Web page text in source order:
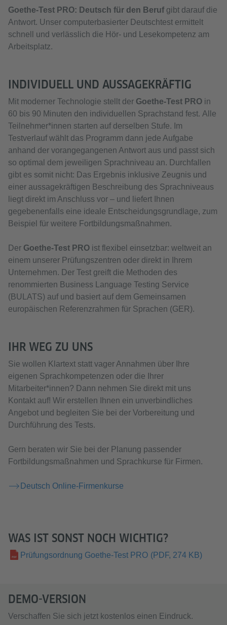
Goethe-Test PRO: Deutsch für den Beruf gibt darauf die
Antwort. Unser computerbasierter Deutschtest ermittelt
schnell und verlässlich die Hör- und Lesekompetenz am
Arbeitsplatz.
INDIVIDUELL UND AUSSAGEKRÄFTIG
Mit moderner Technologie stellt der Goethe-Test PRO in
60 bis 90 Minuten den individuellen Sprachstand fest. Alle
Teilnehmer*innen starten auf derselben Stufe. Im
Testverlauf wählt das Programm dann jede Aufgabe
anhand der vorangegangenen Antwort aus und passt sich
so optimal dem jeweiligen Sprachniveau an. Durchfallen
gibt es somit nicht: Das Ergebnis inklusive Zeugnis und
einer aussagekräftigen Beschreibung des Sprachniveaus
liegt direkt im Anschluss vor – und liefert Ihnen
gegebenenfalls eine ideale Entscheidungsgrundlage, zum
Beispiel für weitere Fortbildungsmaßnahmen.
Der Goethe-Test PRO ist flexibel einsetzbar: weltweit an
einem unserer Prüfungszentren oder direkt in Ihrem
Unternehmen. Der Test greift die Methoden des
renommierten Business Language Testing Service
(BULATS) auf und basiert auf dem Gemeinsamen
europäischen Referenzrahmen für Sprachen (GER).
IHR WEG ZU UNS
Sie wollen Klartext statt vager Annahmen über Ihre
eigenen Sprachkompetenzen oder die Ihrer
Mitarbeiter*innen? Dann nehmen Sie direkt mit uns
Kontakt auf! Wir erstellen Ihnen ein unverbindliches
Angebot und begleiten Sie bei der Vorbereitung und
Durchführung des Tests.
Gern beraten wir Sie bei der Planung passender
Fortbildungsmaßnahmen und Sprachkurse für Firmen.
Deutsch Online-Firmenkurse
WAS IST SONST NOCH WICHTIG?
Prüfungsordnung Goethe-Test PRO (PDF, 274 KB)
DEMO-VERSION
Verschaffen Sie sich jetzt kostenlos einen Eindruck.